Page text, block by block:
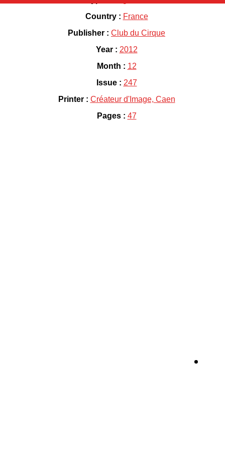
Country : France
Publisher : Club du Cirque
Year : 2012
Month : 12
Issue : 247
Printer : Créateur d'Image, Caen
Pages : 47